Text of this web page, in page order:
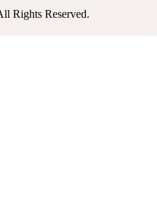
Rights Reserved.